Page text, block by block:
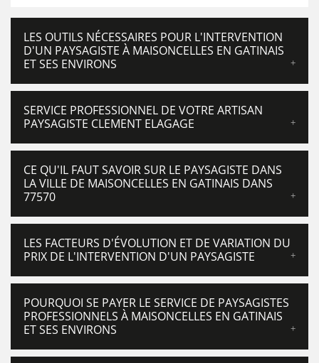
LES OUTILS NÉCESSAIRES POUR L'INTERVENTION
D'UN PAYSAGISTE À MAISONCELLES EN GATINAIS
ET SES ENVIRONS
SERVICE PROFESSIONNEL DE VOTRE ARTISAN
PAYSAGISTE CLEMENT ELAGAGE
CE QU'IL FAUT SAVOIR SUR LE PAYSAGISTE DANS
LA VILLE DE MAISONCELLES EN GATINAIS DANS
77570
LES FACTEURS D'ÉVOLUTION ET DE VARIATION DU
PRIX DE L'INTERVENTION D'UN PAYSAGISTE
POURQUOI SE PAYER LE SERVICE DE PAYSAGISTES
PROFESSIONNELS À MAISONCELLES EN GATINAIS
ET SES ENVIRONS